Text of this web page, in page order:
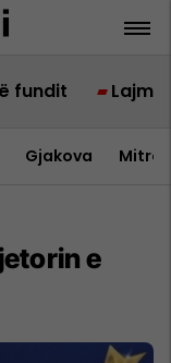
fundit Lajme
Gjakova
e